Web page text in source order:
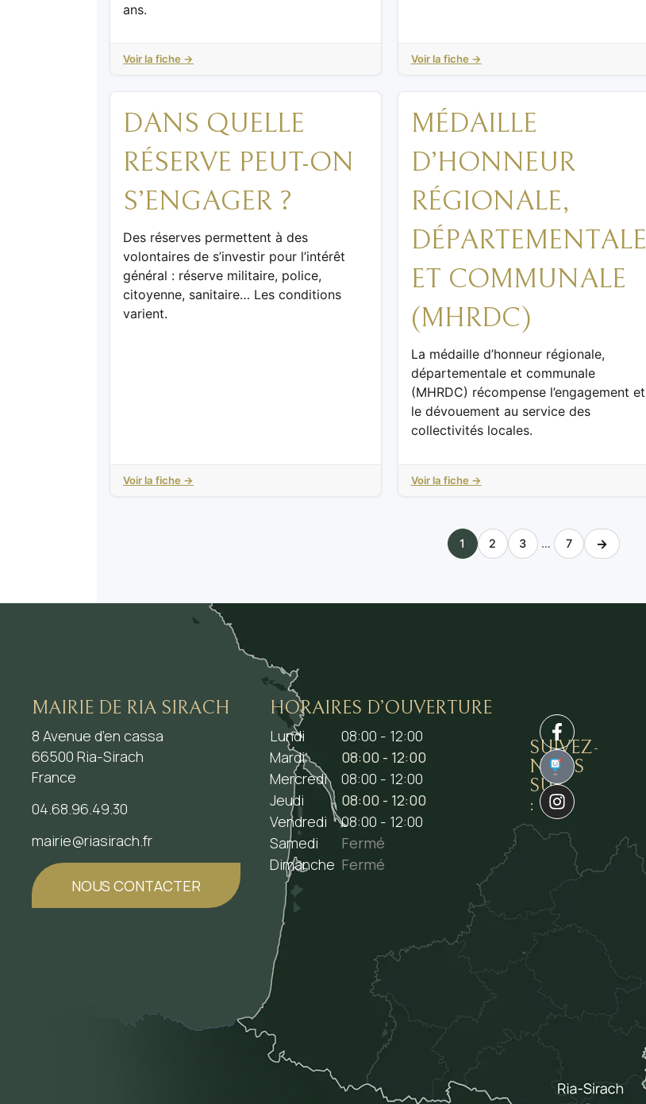
ans.
Voir la fiche → Voir la fiche →
DANS QUELLE
RÉSERVE PEUT-ON
S’ENGAGER ?
Des réserves permettent à des
volontaires de s’investir pour l’intérêt
général : réserve militaire, police,
citoyenne, sanitaire… Les conditions
varient.
Voir la fiche →
MÉDAILLE
D’HONNEUR
RÉGIONALE,
DÉPARTEMENTALE
ET COMMUNALE
(MHRDC)
La médaille d’honneur régionale,
départementale et communale
(MHRDC) récompense l’engagement et
le dévouement au service des
collectivités locales.
Voir la fiche →
1 2 3 … 7 →
MAIRIE DE RIA SIRACH
8 Avenue d’en cassa
66500 Ria-Sirach
France
04.68.96.49.30
mairie@riasirach.fr
NOUS CONTACTER
HORAIRES D’OUVERTURE
Lundi
08:00 - 12:00
Mardi
08:00 - 12:00
Mercredi
08:00 - 12:00
Jeudi
08:00 - 12:00
Vendredi
08:00 - 12:00
Samedi
Fermé
Dimanche Fermé
SUIVEZ-
NOUS
SUR
:
1